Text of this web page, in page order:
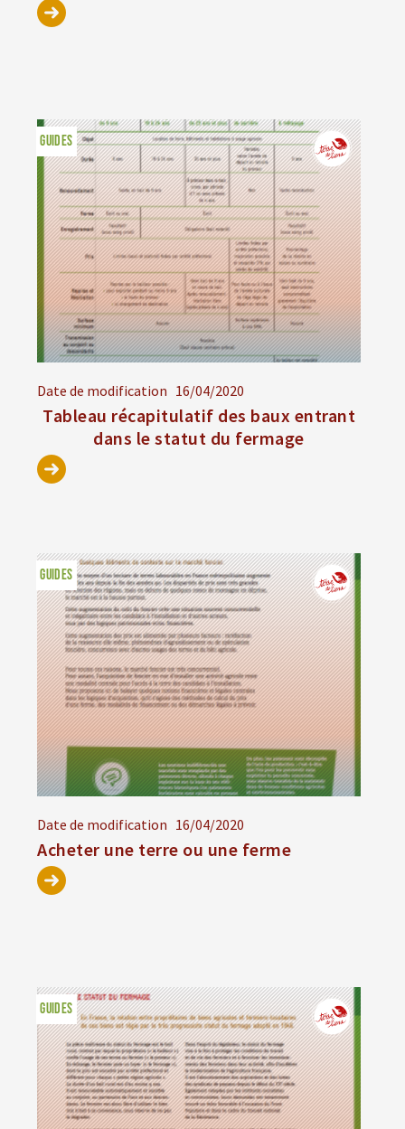
Date de modification 16/04/2020
Tableau récapitulatif des baux entrant
dans le statut du fermage
GUIDES
Date de modification 16/04/2020
Acheter une terre ou une ferme
GUIDES
GUIDES